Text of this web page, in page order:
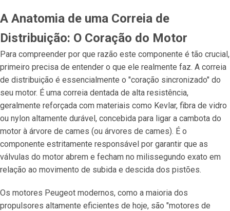
A Anatomia de uma Correia de
Distribuição: O Coração do Motor
Para compreender por que razão este componente é tão crucial,
primeiro precisa de entender o que ele realmente faz. A correia
de distribuição é essencialmente o "coração sincronizado" do
seu motor. É uma correia dentada de alta resistência,
geralmente reforçada com materiais como Kevlar, fibra de vidro
ou nylon altamente durável, concebida para ligar a cambota do
motor à árvore de cames (ou árvores de cames). É o
componente estritamente responsável por garantir que as
válvulas do motor abrem e fecham no milissegundo exato em
relação ao movimento de subida e descida dos pistões.
Os motores Peugeot modernos, como a maioria dos
propulsores altamente eficientes de hoje, são "motores de